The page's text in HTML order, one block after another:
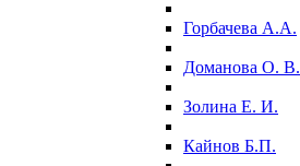
Горбачева А.А.
Доманова О. В.
Золина Е. И.
Кайнов Б.П.